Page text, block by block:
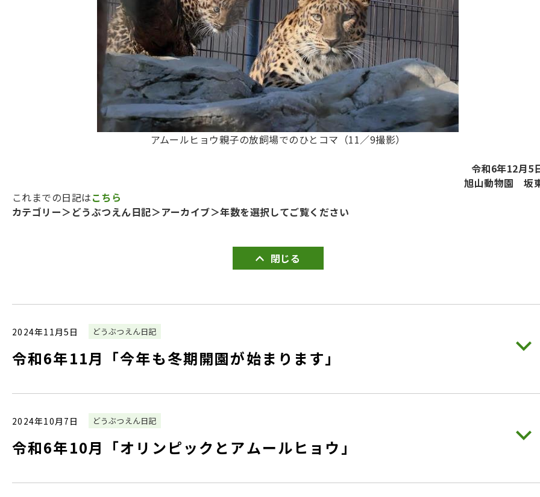
アムールヒョウ親子の放飼場でのひとコマ（11／9撮影）
令和6年12月5
旭山動物園 坂
これまでの日記はこちら
カテゴリー＞どうぶつえん日記＞アーカイブ＞年数を選択してご覧ください
閉じる
2024年11月5日 どうぶつえん日記
令和6年11月「今年も冬期開園が始まります」
2024年10月7日 どうぶつえん日記
令和6年10月「オリンピックとアムールヒョウ」